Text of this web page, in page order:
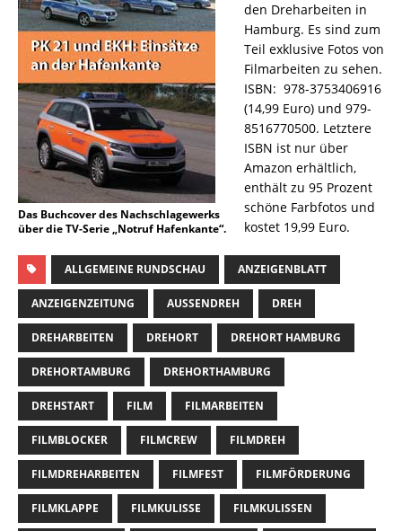
Das Buchcover des Nachschlagewerks
über die TV-Serie „Notruf Hafenkante“.
den Dreharbeiten in
Hamburg. Es sind zum
Teil exklusive Fotos von
Filmarbeiten zu sehen.
ISBN: 978-3753406916
(14,99 Euro) und 979-
8516770500. Letztere
ISBN ist nur über
Amazon erhältlich,
enthält zu 95 Prozent
schöne Farbfotos und
kostet 19,99 Euro.
ALLGEMEINE RUNDSCHAU ANZEIGENBLATT
ANZEIGENZEITUNG AUSSENDREH DREH
DREHARBEITEN DREHORT DREHORT HAMBURG
DREHORTAMBURG DREHORTHAMBURG
DREHSTART FILM FILMARBEITEN
FILMBLOCKER FILMCREW FILMDREH
FILMDREHARBEITEN FILMFEST FILMFÖRDERUNG
FILMKLAPPE FILMKULISSE FILMKULISSEN